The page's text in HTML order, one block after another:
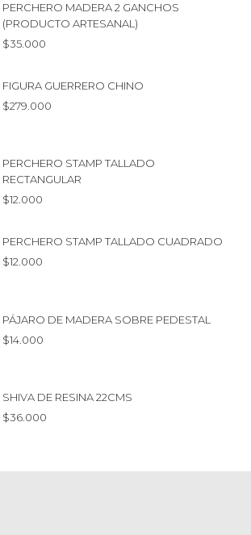
PERCHERO MADERA 2 GANCHOS
(PRODUCTO ARTESANAL)
$35.000
FIGURA GUERRERO CHINO
$279.000
PERCHERO STAMP TALLADO
RECTANGULAR
$12.000
PERCHERO STAMP TALLADO CUADRADO
$12.000
PÁJARO DE MADERA SOBRE PEDESTAL
$14.000
SHIVA DE RESINA 22CMS
$36.000